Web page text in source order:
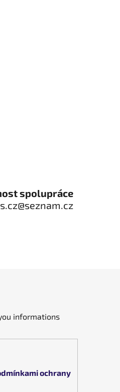
spolupráce
informations
ochrany